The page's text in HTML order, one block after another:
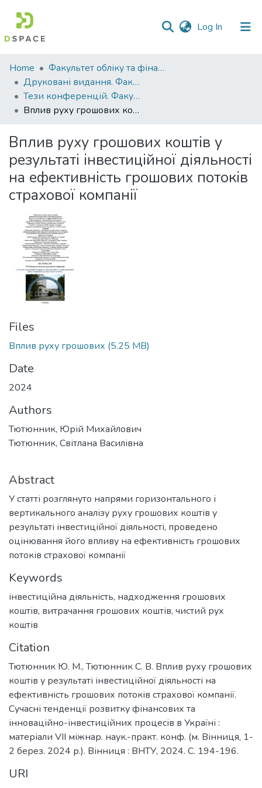
Log In (current)
Communities
&
Collections
All of DSpace
Statistics
Home
Факультет обліку та фінансів
Друковані видання. Факультет обліку та фінансів
Тези конференцій. Факультет обліку та фінансів
Вплив руху грошових коштів у результаті інвестиційної діяльності на ефективність грошових потоків страхової компанії
Вплив руху грошових коштів у
результаті інвестиційної діяльності
на ефективність грошових потоків
страхової компанії
Files
Вплив руху грошових (5.25 MB)
Date
2024
Authors
Тютюнник, Юрій Михайлович
Тютюнник, Світлана Василівна
Abstract
У статті розглянуто напрями горизонтального і
вертикального аналізу руху грошових коштів у
результаті інвестиційної діяльності, проведено
оцінювання його впливу на ефективність грошових
потоків страхової компанії
Keywords
інвестиційна діяльність, надходження грошових
коштів, витрачання грошових коштів, чистий рух
коштів
Citation
Тютюнник Ю. М., Тютюнник С. В. Вплив руху грошових
коштів у результаті інвестиційної діяльності на
ефективність грошових потоків страхової компанії.
Сучасні тенденції розвитку фінансових та
інноваційно-інвестиційних процесів в Україні :
матеріали VІІ міжнар. наук.-практ. конф. (м. Вінниця, 1-
2 берез. 2024 р.). Вінниця : ВНТУ, 2024. С. 194-196.
URI